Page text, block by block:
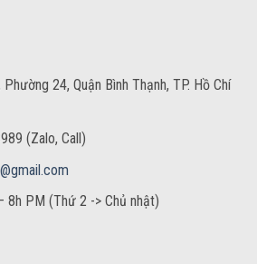
24, Quận Bình Thạnh, TP. Hồ Chí
(Zalo, Call)
8h PM (Thứ 2 -> Chủ nhật)